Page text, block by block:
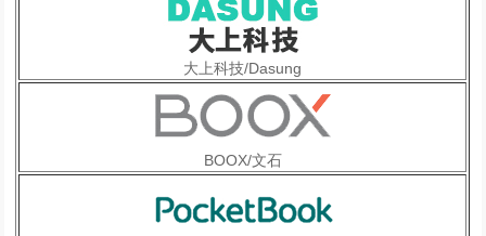
大上科技/Dasung
BOOX/文石